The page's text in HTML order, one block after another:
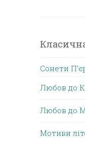
Сонети
Любов до
Любов до
Мотиви